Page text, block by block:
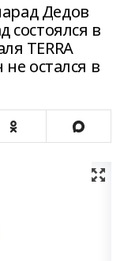
Дедов
состоялся в
TERRA
остался в